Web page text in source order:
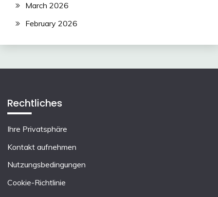
March 2026
February 2026
Rechtliches
Ihre Privatsphäre
Kontakt aufnehmen
Nutzungsbedingungen
Cookie-Richtlinie